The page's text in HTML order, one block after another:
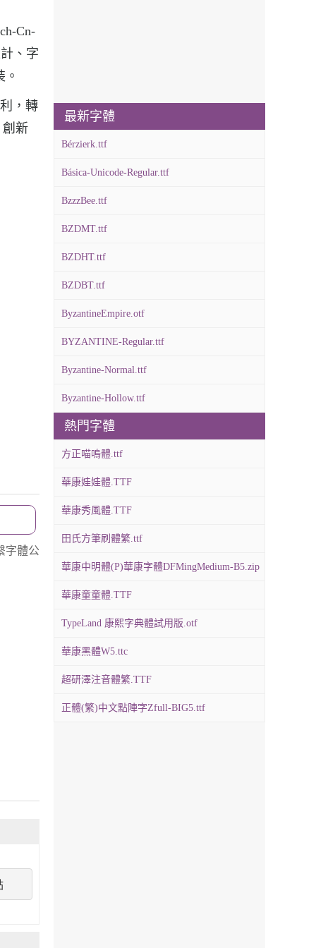
Cn-
、字
，轉
創新
字體公
最新字體
Bérzierk.ttf
Básica-Unicode-Regular.ttf
BzzzBee.ttf
BZDMT.ttf
BZDHT.ttf
BZDBT.ttf
ByzantineEmpire.otf
BYZANTINE-Regular.ttf
Byzantine-Normal.ttf
Byzantine-Hollow.ttf
熱門字體
方正喵嗚體.ttf
華康娃娃體.TTF
華康秀風體.TTF
田氏方筆刷體繁.ttf
華康中明體(P)華康字體DFMingMedium-B5.zip
華康童童體.TTF
TypeLand 康熙字典體試用版.otf
華康黑體W5.ttc
超研澤注音體繁.TTF
正體(繁)中文點陣字Zfull-BIG5.ttf